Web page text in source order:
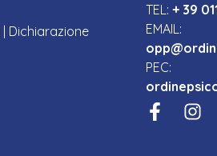
Dichiarazione
TEL: + 39
EMAIL:
PEC: